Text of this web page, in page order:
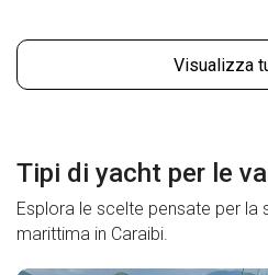
Visualizza
Tipi di yacht per le
Esplora le scelte pensate per la
marittima in Caraibi.